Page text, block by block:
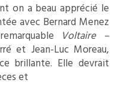
on a beau apprécié le
avec Bernard Menez
Voltaire –
et Jean-Luc Moreau,
brillante. Elle devrait
et